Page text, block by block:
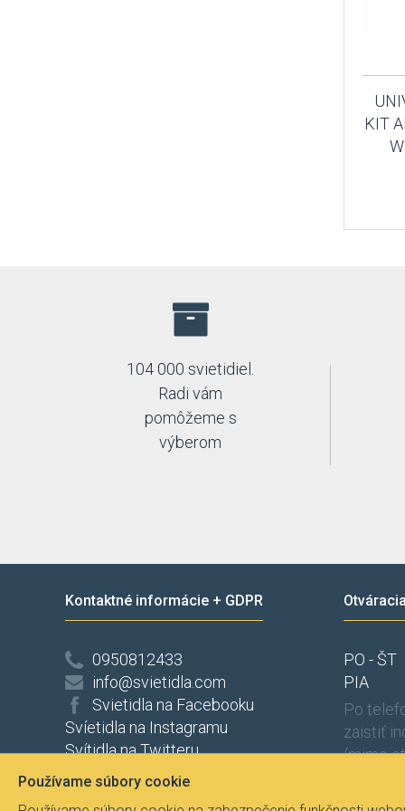
KIT
104 000 svietidiel.
Radi vám
pomôžeme s
výberom
Kontaktné informácie + GDPR
0950812433
info@svietidla.com
Svietidla na Facebooku
Svíetidla na Instagramu
Svítidla na Twitteru
Ochrana osobních údajů
Odstúpenie od zmluvy
PO - ŠT
PIA
Po
zaistiť
(mimo
Používame súbory cookie